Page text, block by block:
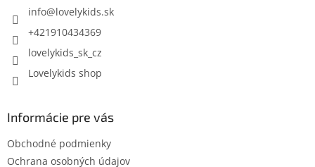
info@lovelykids.sk
+421910434369
lovelykids_sk_cz
Lovelykids shop
Informácie pre vás
Obchodné podmienky
Ochrana osobných údajov